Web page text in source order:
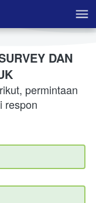
DAN
permintaan
respon